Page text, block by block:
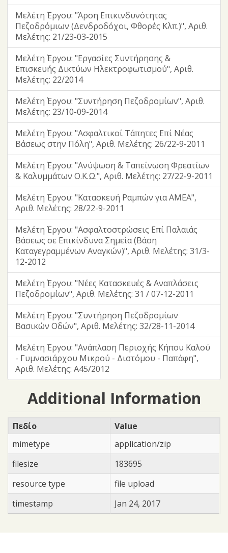
Μελέτη Έργου: "Άρση Επικινδυνότητας
Πεζοδρόμιων (Δενδροδόχοι, Φθορές Κλπ.)", Αριθ.
Μελέτης: 21/23-03-2015
Μελέτη Έργου: "Εργασίες Συντήρησης &
Επισκευής Δικτύων Ηλεκτροφωτισμού", Αριθ.
Μελέτης: 22/2014
Μελέτη Έργου: "Συντήρηση Πεζοδρομίων", Αριθ.
Μελέτης: 23/10-09-2014
Μελέτη Έργου: "Ασφαλτικοί Τάπητες Επί Νέας
Βάσεως στην Πόλη", Αριθ. Μελέτης: 26/22-9-2011
Μελέτη Έργου: "Ανύψωση & Ταπείνωση Φρεατίων
& Καλυμμάτων Ο.Κ.Ω.", Αριθ. Μελέτης: 27/22-9-2011
Μελέτη Έργου: "Κατασκευή Ραμπών για ΑΜΕΑ",
Αριθ. Μελέτης: 28/22-9-2011
Μελέτη Έργου: "Ασφαλτοστρώσεις Επί Παλαιάς
Βάσεως σε Επικίνδυνα Σημεία (Βάση
Καταγεγραμμένων Αναγκών)", Αριθ. Μελέτης: 31/3-
12-2012
Μελέτη Έργου: "Νέες Κατασκευές & Αναπλάσεις
Πεζοδρομίων", Αριθ. Μελέτης: 31 / 07-12-2011
Μελέτη Έργου: "Συντήρηση Πεζοδρομίων
Βασικών Οδών", Αριθ. Μελέτης: 32/28-11-2014
Μελέτη Έργου: "Ανάπλαση Περιοχής Κήπου Καλού
- Γυμνασιάρχου Μικρού - Διστόμου - Παπάφη",
Αριθ. Μελέτης: Α45/2012
Additional Information
Πεδίο
Value
mimetype
application/zip
filesize
183695
resource type
file upload
timestamp
Jan 24, 2017